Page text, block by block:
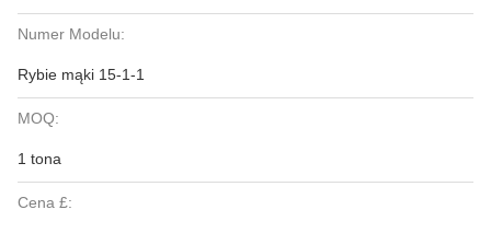
Numer Modelu:
Rybie mąki 15-1-1
MOQ:
1 tona
Cena £: